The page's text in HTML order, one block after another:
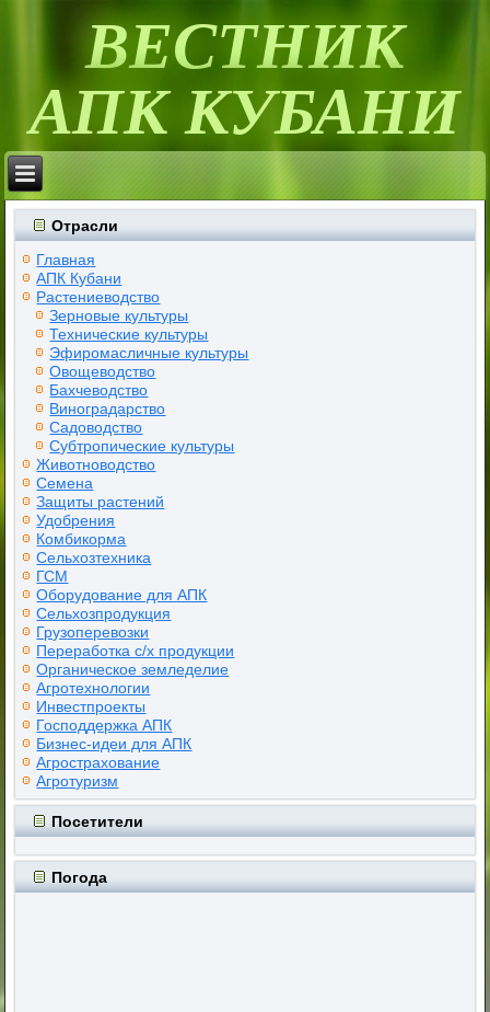
ВЕСТНИК
АПК КУБАНИ
Отрасли
Главная
АПК Кубани
Растениеводство
Зерновые культуры
Технические культуры
Эфиромасличные культуры
Овощеводство
Бахчеводство
Виноградарство
Садоводство
Субтропические культуры
Животноводство
Семена
Защиты растений
Удобрения
Комбикорма
Сельхозтехника
ГСМ
Оборудование для АПК
Сельхозпродукция
Грузоперевозки
Переработка с/х продукции
Органическое земледелие
Агротехнологии
Инвестпроекты
Господдержка АПК
Бизнес-идеи для АПК
Агрострахование
Агротуризм
Посетители
Погода